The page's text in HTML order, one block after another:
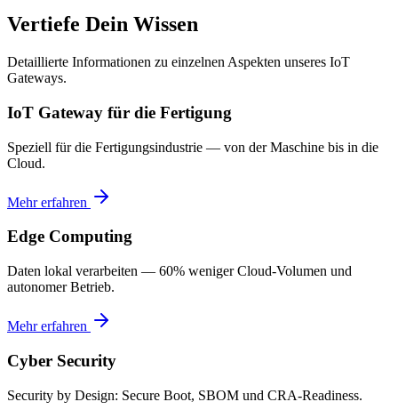
Vertiefe Dein Wissen
Detaillierte Informationen zu einzelnen Aspekten unseres IoT
Gateways.
IoT Gateway für die Fertigung
Speziell für die Fertigungsindustrie — von der Maschine bis in die
Cloud.
Mehr erfahren
Edge Computing
Daten lokal verarbeiten — 60% weniger Cloud-Volumen und
autonomer Betrieb.
Mehr erfahren
Cyber Security
Security by Design: Secure Boot, SBOM und CRA-Readiness.